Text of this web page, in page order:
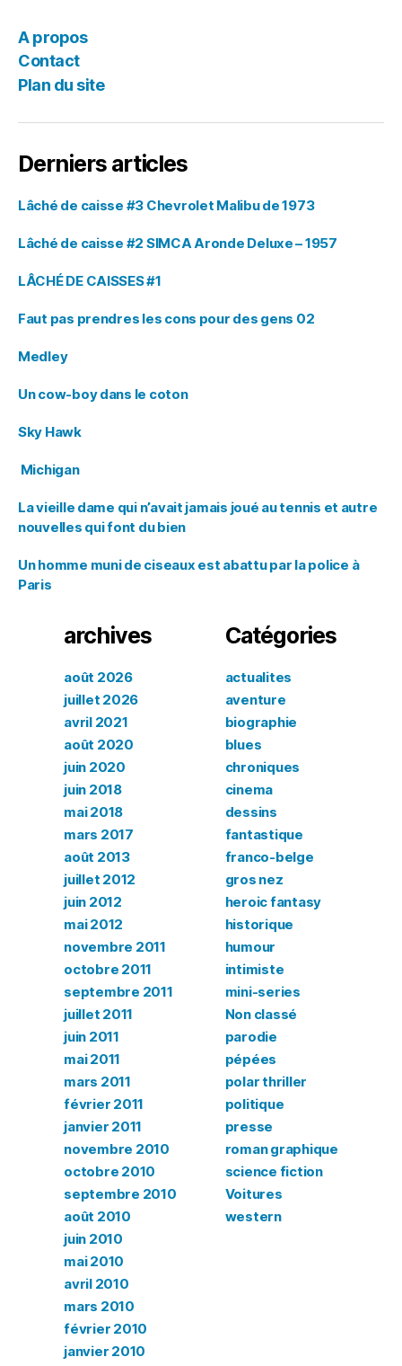
A propos
Contact
Plan du site
Derniers articles
Lâché de caisse #3 Chevrolet Malibu de 1973
Lâché de caisse #2 SIMCA Aronde Deluxe – 1957
LÂCHÉ DE CAISSES #1
Faut pas prendres les cons pour des gens 02
Medley
Un cow-boy dans le coton
Sky Hawk
Michigan
La vieille dame qui n’avait jamais joué au tennis et autre
nouvelles qui font du bien
Un homme muni de ciseaux est abattu par la police à
Paris
archives
août 2026
juillet 2026
avril 2021
août 2020
juin 2020
juin 2018
mai 2018
mars 2017
août 2013
juillet 2012
juin 2012
mai 2012
novembre 2011
octobre 2011
septembre 2011
juillet 2011
juin 2011
mai 2011
mars 2011
février 2011
janvier 2011
novembre 2010
octobre 2010
septembre 2010
août 2010
juin 2010
mai 2010
avril 2010
mars 2010
février 2010
janvier 2010
Catégories
actualites
aventure
biographie
blues
chroniques
cinema
dessins
fantastique
franco-belge
gros nez
heroic fantasy
historique
humour
intimiste
mini-series
Non classé
parodie
pépées
polar thriller
politique
presse
roman graphique
science fiction
Voitures
western